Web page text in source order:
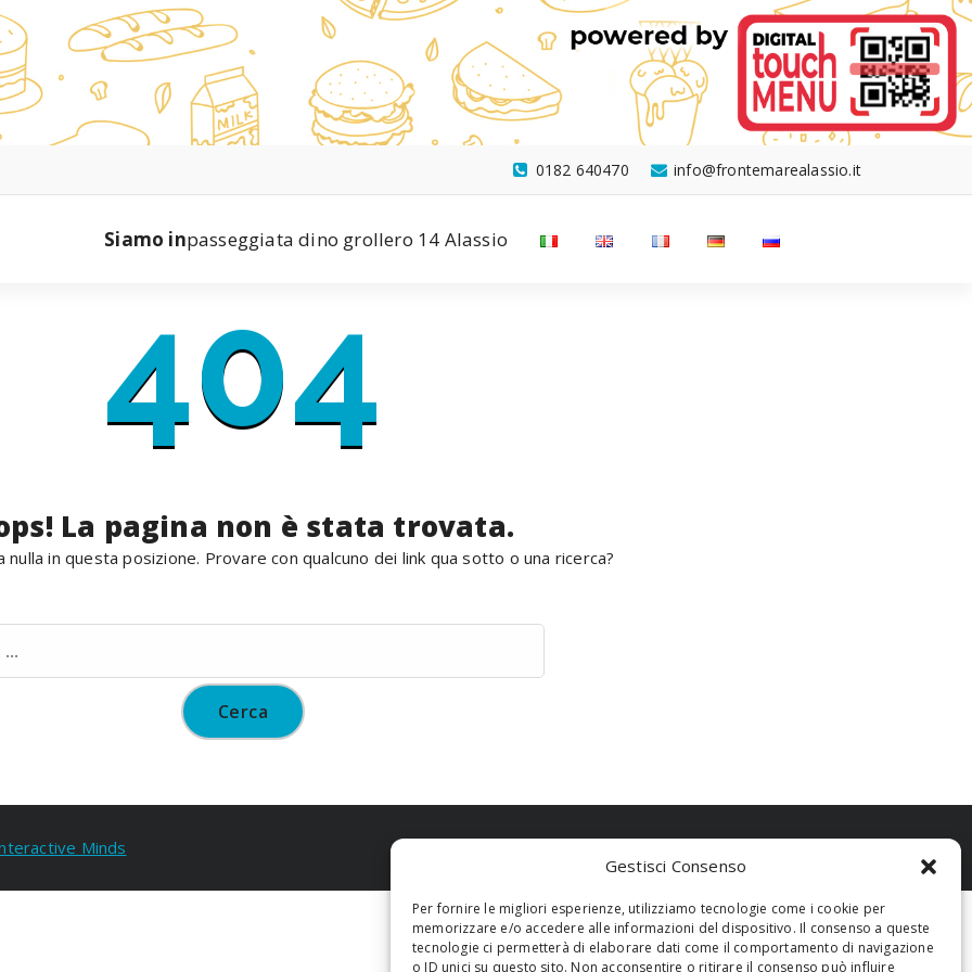
Gestisci Consenso
Per fornire le migliori esperienze, utilizziamo tecnologie come i cookie per
memorizzare e/o accedere alle informazioni del dispositivo. Il consenso a queste
tecnologie ci permetterà di elaborare dati come il comportamento di navigazione
o ID unici su questo sito. Non acconsentire o ritirare il consenso può influire
info@frontemarealassio.it
0182 640470
Siamo inpasseggiata dino grollero 14 Alassio
404
La pagina non è stata trovata.
nulla in questa posizione. Provare con qualcuno dei link qua sotto o una ricerca?
Minds